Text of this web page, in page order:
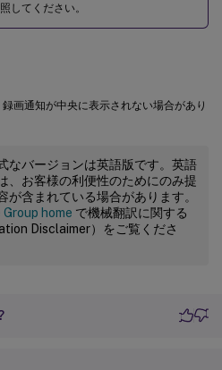
してください。
画通知が中央に表示されない場合があり
なバージョンは英語版です。英語
、お客様の利便性のためにのみ提
含まれている場合があります。
home で機械翻訳に関する
Disclaimer）をご覧くださ